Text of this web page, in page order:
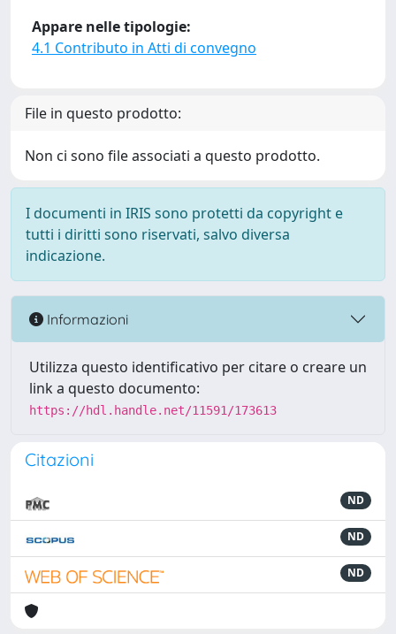
Appare nelle tipologie:
4.1 Contributo in Atti di convegno
File in questo prodotto:
Non ci sono file associati a questo prodotto.
I documenti in IRIS sono protetti da copyright e
tutti i diritti sono riservati, salvo diversa
indicazione.
Informazioni
Utilizza questo identificativo per citare o creare un
link a questo documento:
https://hdl.handle.net/11591/173613
Citazioni
ND
ND
ND